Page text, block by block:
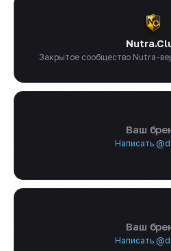
Закрытое сообщество Nutra-
Ваш
Написать
Ваш
Написать